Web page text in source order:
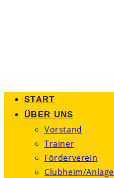
START
ÜBER UNS
Vorstand
Trainer
Förderverein
Clubheim/Anlage